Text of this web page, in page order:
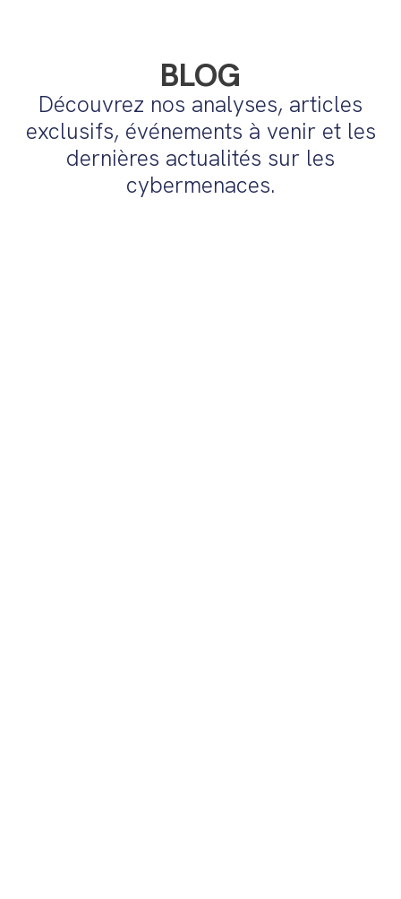
BLOG
Découvrez nos analyses, articles
exclusifs, événements à venir et les
dernières actualités sur les
cybermenaces.